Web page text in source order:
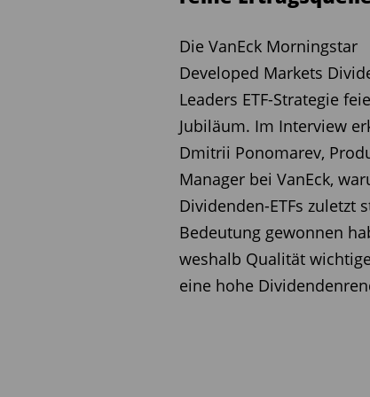
getreten. Es gibt
sagen, die viel
unmöglich,
davon?
Felix Hufeld: Gar
keine Mängel in der
offen. Wer eine
Garantieprodukte
Höchstrechnungszins
bei 0,9 Prozent liegen
kürzlich
FundResearch:
Die VanEck Morningstar
Developed Markets
Leaders ETF-Strategie
Jubiläum. Im Interview
Dmitrii Ponomarev,
Manager bei VanEck,
Dividenden-ETFs zuletzt
Bedeutung gewonnen
weshalb Qualität
eine hohe